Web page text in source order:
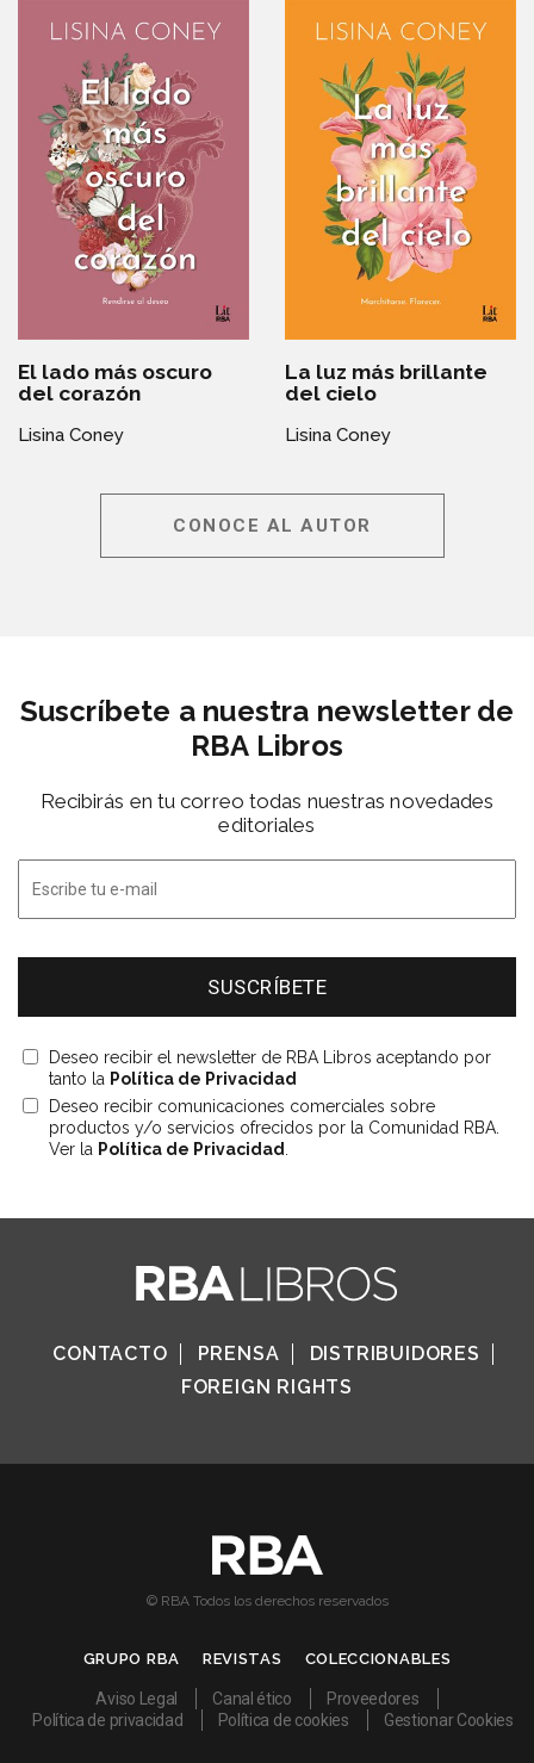
El lado más oscuro
del corazón
Lisina Coney
La luz más brillante
del cielo
Lisina Coney
CONOCE AL AUTOR
Suscríbete a nuestra newsletter de
RBA Libros
Recibirás en tu correo todas nuestras novedades
editoriales
Deseo recibir el newsletter de RBA Libros aceptando por
tanto la Política de Privacidad
Deseo recibir comunicaciones comerciales sobre
productos y/o servicios ofrecidos por la Comunidad RBA.
Ver la Política de Privacidad.
CONTACTO PRENSA
DISTRIBUIDORES
FOREIGN RIGHTS
© RBA Todos los derechos reservados
GRUPO RBA REVISTAS COLECCIONABLES
Aviso Legal Canal ético
Proveedores
Política de privacidad
Política de cookies Gestionar Cookies